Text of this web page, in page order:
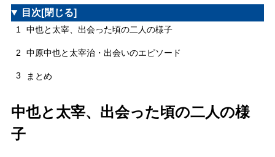
目次 [閉じる]
1 中也と太宰、出会った頃の二人の様子
2 中原中也と太宰治・出会いのエピソード
3 まとめ
中也と太宰、出会った頃の二人の様
子